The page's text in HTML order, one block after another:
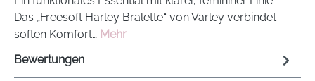
Das „Freesoft Harley Bralette“ von Varley verbindet
soften Komfort… Mehr
Bewertungen